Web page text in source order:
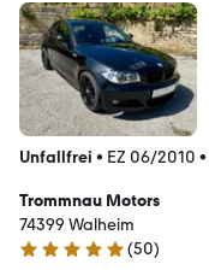
Unfallfrei • EZ 06/2010 •
Trommnau Motors
74399 Walheim
5 Sterne
(50)